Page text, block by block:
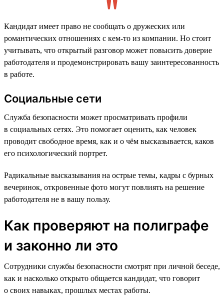
Кандидат имеет право не сообщать о дружеских или
романтических отношениях с кем-то из компании. Но стоит
учитывать, что открытый разговор может повысить доверие
работодателя и продемонстрировать вашу заинтересованность
в работе.
Социальные сети
Служба безопасности может просматривать профили
в социальных сетях. Это помогает оценить, как человек
проводит свободное время, как и о чём высказывается, каков
его психологический портрет.
Радикальные высказывания на острые темы, кадры с бурных
вечеринок, откровенные фото могут повлиять на решение
работодателя не в вашу пользу.
Как проверяют на полиграфе
и законно ли это
Сотрудники службы безопасности смотрят при личной беседе,
как и насколько открыто общается кандидат, что говорит
о своих навыках, прошлых местах работы.